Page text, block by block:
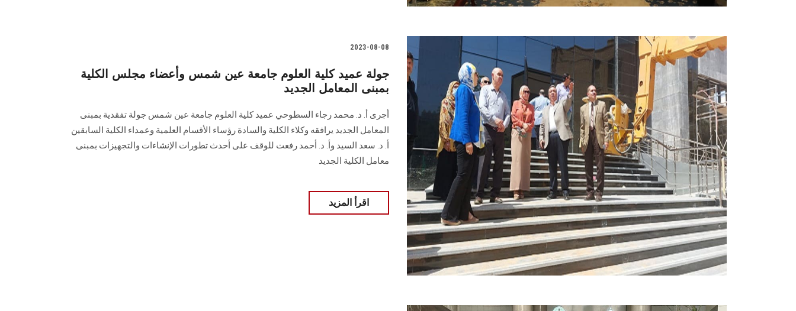
2023-08-08
جولة عميد كلية العلوم جامعة عين شمس وأعضاء مجلس الكلية
بمبنى المعامل الجديد
أجرى أ. د. محمد رجاء السطوحي عميد كلية العلوم جامعة عين شمس جولة تفقدية بمبنى
المعامل الجديد يرافقه وكلاء الكلية والسادة رؤساء الأقسام العلمية وعمداء الكلية السابقين
أ. د. سعد السيد وأ. د. أحمد رفعت للوقف على أحدث تطورات الإنشاءات والتجهيزات بمبنى
معامل الكلية الجديد
اقرأ المزيد